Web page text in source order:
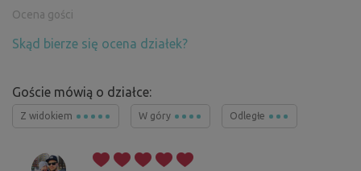
Ocena gości
Skąd bierze się ocena działek?
Goście mówią o działce:
Z widokiem W góry Odległe